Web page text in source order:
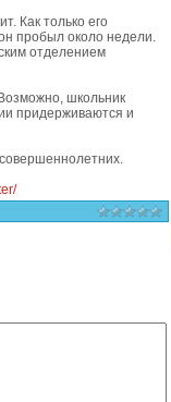
Как только его
пробыл около недели.
отделением
школьник
придерживаются и